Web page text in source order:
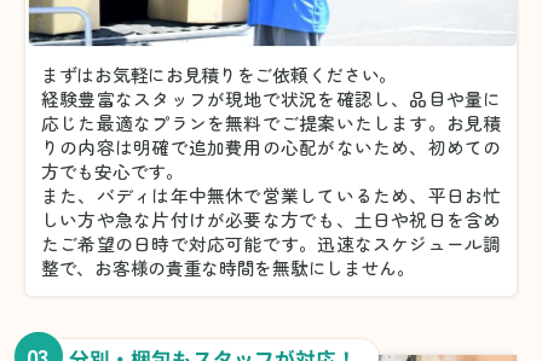
まずはお気軽にお見積りをご依頼ください。
経験豊富なスタッフが現地で状況を確認し、品目や量に
応じた最適なプランを無料でご提案いたします。お見積
りの内容は明確で追加費用の心配がないため、初めての
方でも安心です。
また、バディは年中無休で営業しているため、平日お忙
しい方や急な片付けが必要な方でも、土日や祝日を含め
たご希望の日時で対応可能です。迅速なスケジュール調
整で、お客様の貴重な時間を無駄にしません。